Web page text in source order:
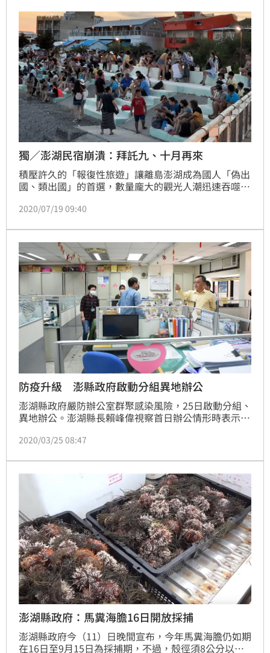
獨／澎湖民宿崩潰：拜託九、十月再來
積壓許久的「報復性旅遊」讓離島澎湖成為國人「偽出
國、類出國」的首選，數量龐大的觀光人潮迅速吞噬澎
小島也塞滿人潮，業者荷包賺滿滿，但垃圾、交通、水
現象，突然塞進這麼多人，不只澎湖人生活受影響，遊
客旅遊品質也變差，就有民宿業者大喊吃不消，「遊客
電話一直來，不相干大小事全都問，語氣很差，搞得我
恐慌症都快發
2020/07/19 09:40
防疫升級 澎縣政府啟動分組異地辦公
澎湖縣政府嚴防辦公室群聚感染風險，25日啟動分組、
異地辦公。澎湖縣長賴峰偉視察首日辦公情形時表示，
風險，維持縣府正常運作。
2020/03/25 08:47
澎湖縣政府：馬糞海膽16日開放採捕
澎湖縣政府今（11）日晚間宣布，今年馬糞海膽仍如期
在16日至9月15日為採捕期，不過，殼徑須8公分以上